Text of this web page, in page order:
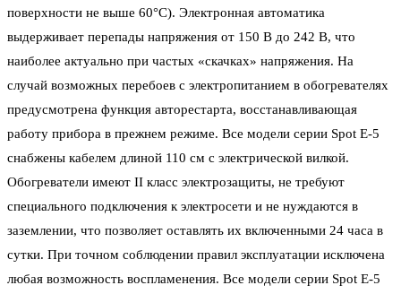
поверхности не выше 60°С). Электронная автоматика
выдерживает перепады напряжения от 150 В до 242 В, что
наиболее актуально при частых «скачках» напряжения. На
случай возможных перебоев с электропитанием в обогревателях
предусмотрена функция авторестарта, восстанавливающая
работу прибора в прежнем режиме. Все модели серии Spot E-5
снабжены кабелем длиной 110 см с электрической вилкой.
Обогреватели имеют II класс электрозащиты, не требуют
специального подключения к электросети и не нуждаются в
заземлении, что позволяет оставлять их включенными 24 часа в
сутки. При точном соблюдении правил эксплуатации исключена
любая возможность воспламенения. Все модели серии Spot Е-5